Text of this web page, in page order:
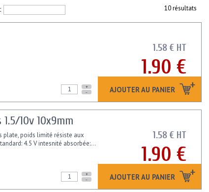
10 résultats
1.58 € HT
1.90 €
AJOUTER AU PANIER
+
-
1.58 € HT
1.90 €
AJOUTER AU PANIER
10v 10x9mm
plate, poids limité résiste aux
4.5 V intesnité absorbée:...
+
-